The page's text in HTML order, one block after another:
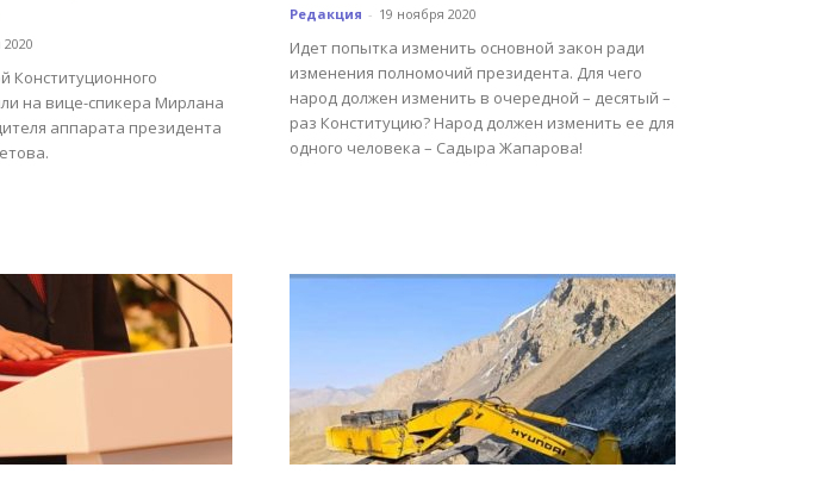
Конституционного
на вице-спикера Мирлана
аппарата президента
Редакция - 19 ноября 2020
Идет попытка изменить основной закон ради
изменения полномочий президента. Для чего
народ должен изменить в очередной – десятый –
раз Конституцию? Народ должен изменить ее для
одного человека – Садыра Жапарова!